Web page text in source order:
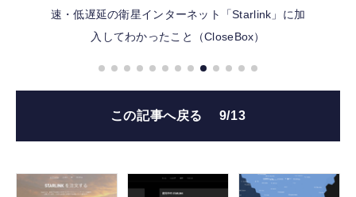
速・低遅延の衛星インターネット「Starlink」に加
入してわかったこと（CloseBox）
この記事へ戻る 9/13